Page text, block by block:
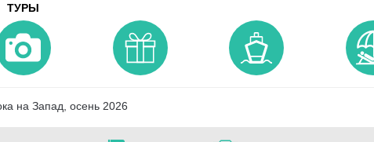
ТУРЫ
на Запад, осень 2026